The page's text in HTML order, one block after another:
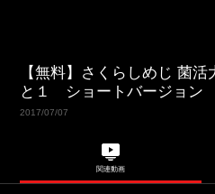
【無料】さくらしめじ 菌
と１ ショートバージョン
2017/07/07
関連動画